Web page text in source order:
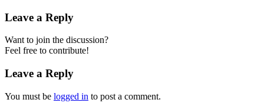
Leave a Reply
Want to join the discussion?
Feel free to contribute!
Leave a Reply
You must be logged in to post a comment.